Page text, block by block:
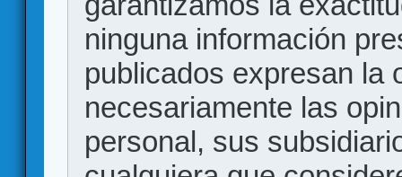
ninguna información
publicados expresan la
necesariamente las
personal, sus